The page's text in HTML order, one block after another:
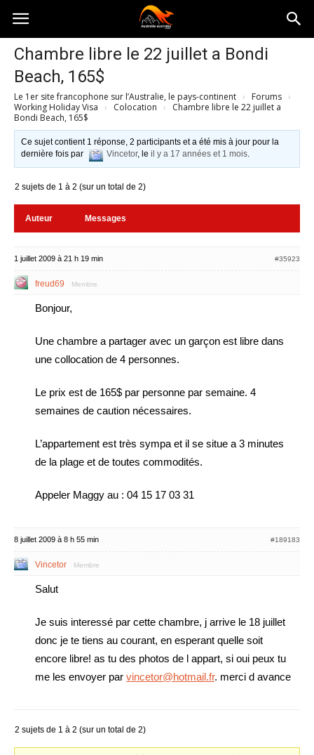
Australia-
australie.com
Chambre libre le 22 juillet a Bondi
Beach, 165$
Le 1er site francophone sur l’Australie, le pays-continent › Forums ›
Working Holiday Visa › Colocation ›
Chambre libre le 22 juillet a
Bondi Beach, 165$
Ce sujet contient 1 réponse, 2 participants et a été mis à jour pour la
dernière fois par
Vincetor, leil y a 17 années et 1 mois.
2 sujets de 1 à 2 (sur un total de 2)
Auteur Messages
1 juillet 2009 à 21 h 19 min #35923
freud69 Membre
Bonjour,
Une chambre a partager avec un garçon est libre dans
une collocation de 4 personnes.
Le prix est de 165$ par personne par semaine. 4
semaines de caution nécessaires.
L’appartement est très sympa et il se situe a 3 minutes
de la plage et de toutes commodités.
Appeler Maggy au : 04 15 17 03 31
8 juillet 2009 à 8 h 55 min #189183
Vincetor Membre
Salut
Je suis interessé par cette chambre, j arrive le 18 juillet
donc je te tiens au courant, en esperant quelle soit
encore libre! as tu des photos de l appart, si oui peux tu
me les envoyer par vincetor@hotmail.fr. merci d avance
2 sujets de 1 à 2 (sur un total de 2)